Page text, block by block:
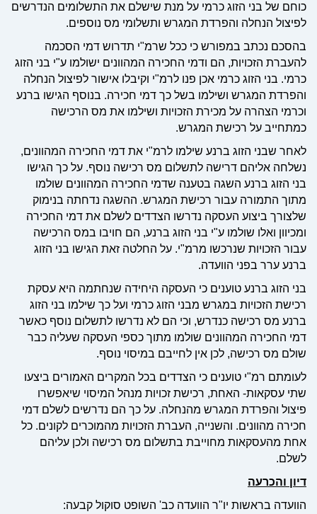
כוחם של בני הזוג כרמי על מנת שישלם את התשלומים הנדרשים
לפיצול הנחלה והפרדת המגרש ותשלומי מס נוספים.
בהסכם נכתב במפורש כי ככל שרמ"י תדרוש דמי הסכמה
להעברת הזכויות, הם ודמי החכירה המהוונים ישולמו ע"י בני הזוג
כרמי. בני הזוג כרמי אכן פנו לרמ"י וקיבלו אישור לפיצול הנחלה
והפרדת המגרש ושילמו בשל כך דמי חכירה. בנוסף הגישו ברנע
וכרמי הצהרה על מכירת הזכויות ושילמו את מס הרכישה
כמתחייב על רכישת המגרש.
לאחר שבני הזוג ברנע שילמו לרמ"י את דמי החכירה המהוונים,
נשלחה אליהם דרישה לתשלום מס רכישה נוסף. על כך הגישו
בני הזוג ברנע השגה בטענה שדמי החכירה המהוונים שולמו
מתוך התמורה עבור רכישת המגרש. ההשגה נדחתה בנימוק
שלצורך ביצוע העסקה נדרשו הצדדים לשלם את דמי החכירה
ומכיוון ואלו שולמו ע"י בני הזוג ברנע, הם חויבו במס הרכישה
עבור הזכויות שנרכשו מרמ"י. על החלטה זאת הגישו בני הזוג
ברנע ערר בפני הוועדה.
בני הזוג ברנע טוענים כי העסקה היחידה שנחתמה היא עסקת
רכישת הזכויות במגרש מבני הזוג כרמי ועל כך שילמו בני הזוג
ברנע מס רכישה כנדרש, וכי הם לא נדרשו לתשלום נוסף כאשר
דמי החכירה המהוונים שולמו מתוך כספי העסקה שעליה כבר
שולם מס רכישה, לכן אין לחייבם במיסוי נוסף.
לעומתם רמ"י טוענים כי הצדדים בכל המקרים האמורים ביצעו
שתי עסקאות- האחת, רכישת זכויות מנהל המיסוי שיאפשרו
פיצול והפרדת המגרש מהנחלה. על כך הם נדרשים לשלם דמי
חכירה מהוונים. והשנייה, העברת הזכויות מהמוכרים לקונים. כל
אחת מהעסקאות מחוייבת בתשלום מס רכישה ולכן עליהם
לשלם.
דיון והכרעה
הוועדה בראשות יו"ר הוועדה כב' השופט סוקול קבעה: